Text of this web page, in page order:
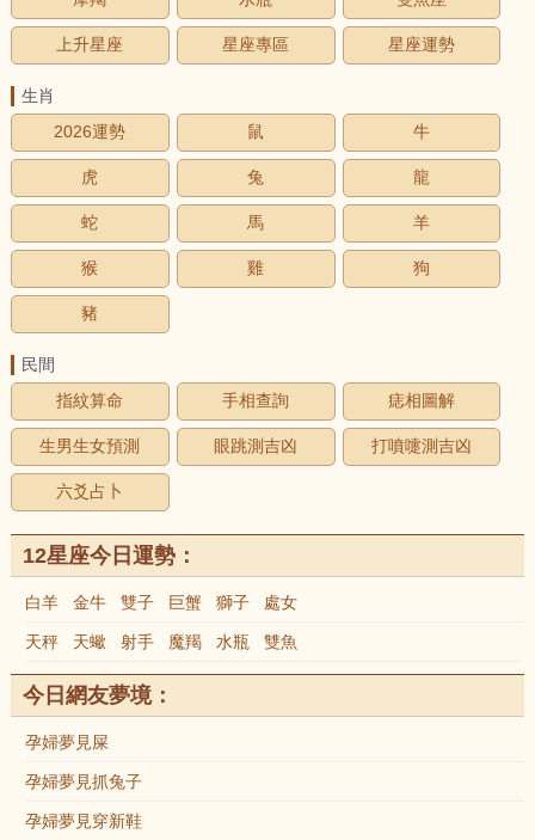
上升星座 星座專區 星座運勢
生肖
2026運勢
鼠 牛
虎 兔 龍
蛇 馬 羊
猴 雞 狗
豬
民間
指紋算命
手相查詢 痣相圖解
生男生女預測 眼跳測吉凶 打噴嚏測吉凶
六爻占卜
12星座今日運勢：
白羊 金牛 雙子 巨蟹 獅子 處女
天秤 天蠍 射手 魔羯 水瓶 雙魚
今日網友夢境：
孕婦夢見屎
孕婦夢見抓兔子
孕婦夢見穿新鞋